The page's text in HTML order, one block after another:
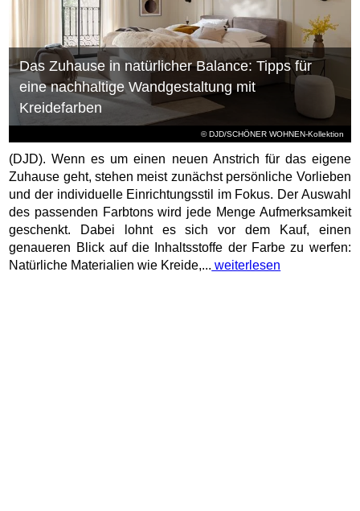
© DJD/SCHÖNER WOHNEN-Kollektion
Das Zuhause in natürlicher Balance: Tipps für
eine nachhaltige Wandgestaltung mit
Kreidefarben
(DJD). Wenn es um einen neuen Anstrich für das eigene
Zuhause geht, stehen meist zunächst persönliche Vorlieben
und der individuelle Einrichtungsstil im Fokus. Der Auswahl
des passenden Farbtons wird jede Menge Aufmerksamkeit
geschenkt. Dabei lohnt es sich vor dem Kauf, einen
genaueren Blick auf die Inhaltsstoffe der Farbe zu werfen:
Natürliche Materialien wie Kreide,... weiterlesen